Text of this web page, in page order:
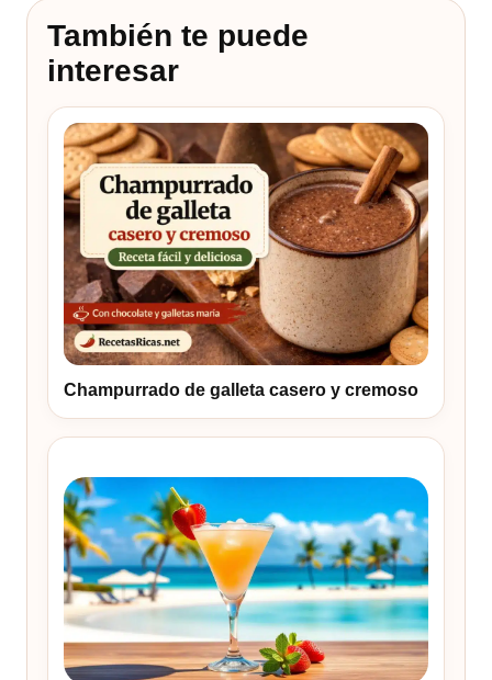
También te puede
interesar
Champurrado de galleta casero y cremoso